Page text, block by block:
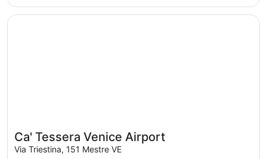
Ca' Tessera Venice Airport
Via Triestina, 151 Mestre VE
Öppnas i ett nytt fönster
Ca' Tessera Venice Airport